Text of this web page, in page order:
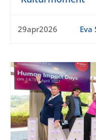
29apr2026 Eva